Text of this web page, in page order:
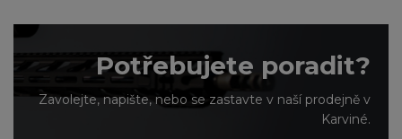
Potřebujete poradit?
Zavolejte, napište, nebo se zastavte v naší prodejně v
Karviné.